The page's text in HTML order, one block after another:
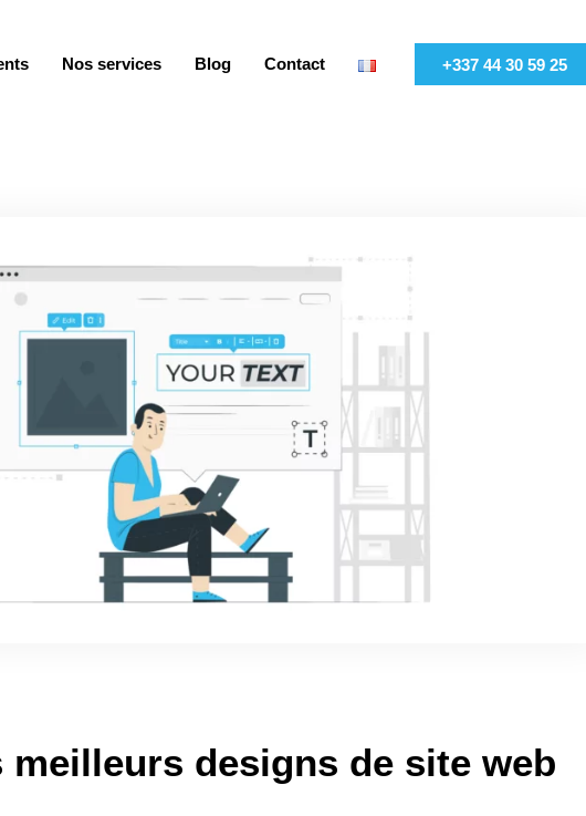
Nos services Blog Contact +337 44 30 59 25
meilleurs designs de site web